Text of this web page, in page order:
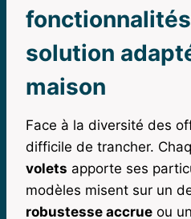
solution
maison
Face à la diversité des
difficile de trancher.
volets apporte ses
modèles misent sur un
robustesse accrue ou